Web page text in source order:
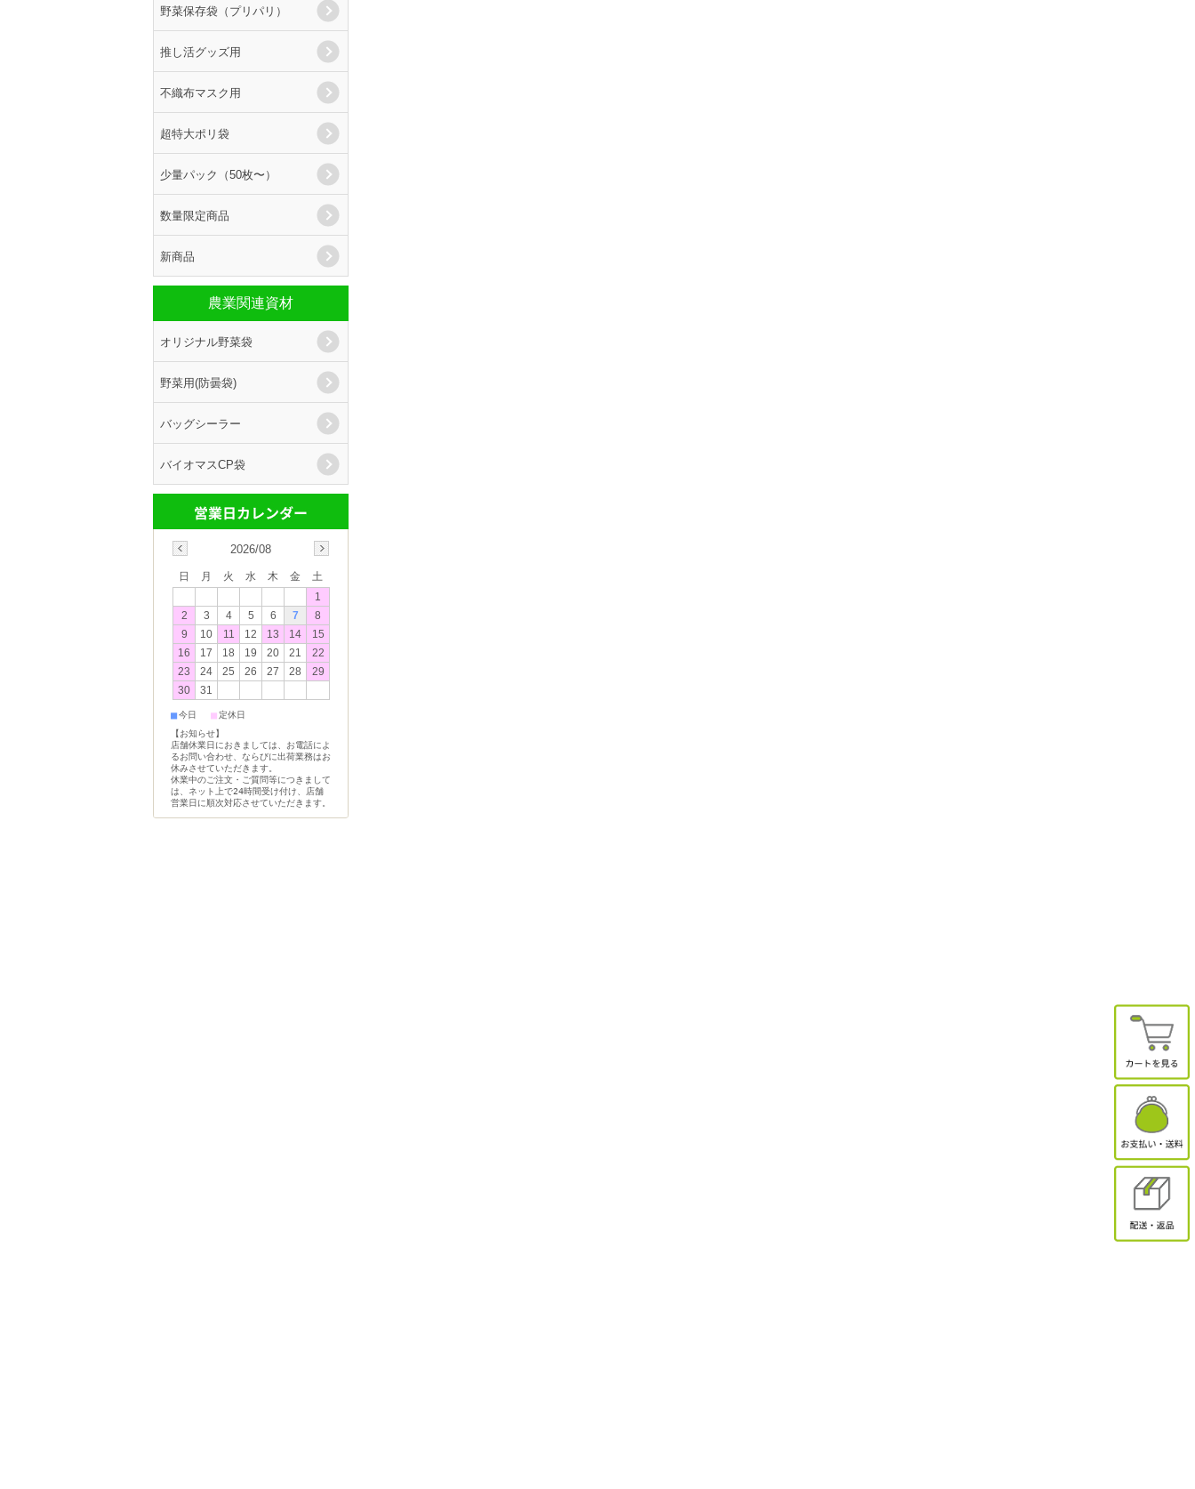
野菜保存袋（プリパリ）
推し活グッズ用
不織布マスク用
超特大ポリ袋
少量パック（50枚〜）
数量限定商品
新商品
農業関連資材
オリジナル野菜袋
野菜用(防曇袋)
バッグシーラー
バイオマスCP袋
2026/08
日 月 火 水 木 金
土
1
2
3 4 5 6 7
8
9
10 11 12 13 14
15
16
17 18 19 20 21
22
23
24 25 26 27 28
29
30
31
■今日 ■定休日
【お知らせ】
店舗休業日におきましては、お電話によ
るお問い合わせ、ならびに出荷業務はお
休みさせていただきます。
休業中のご注文・ご質問等につきまして
は、ネット上で24時間受け付け、店舗
営業日に順次対応させていただきます。